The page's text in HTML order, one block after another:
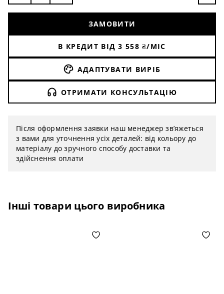
ЗАМОВИТИ
В КРЕДИТ ВІД 3 558 ₴/МІС
АДАПТУВАТИ ВИРІБ
ОТРИМАТИ КОНСУЛЬТАЦІЮ
Після оформлення заявки наш менеджер зв’яжеться
з вами для уточнення усіх деталей: від кольору до
матеріалу до зручного способу доставки та
здійснення оплати
Інші товари цього виробника